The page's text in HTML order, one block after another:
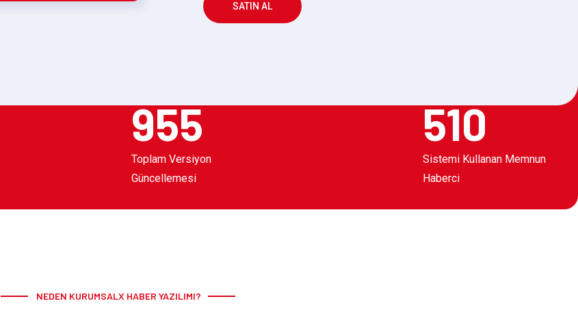
SATIN AL
955
Toplam Versiyon
Güncellemesi
510
Sistemi Kullanan Memnun
Haberci
NEDEN KURUMSALX HABER YAZILIMI?